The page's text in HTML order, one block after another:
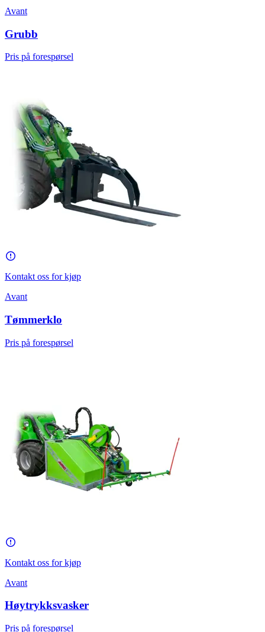
Avant
Grubb
Pris på forespørsel
Kontakt oss for kjøp
Avant
Tømmerklo
Pris på forespørsel
Kontakt oss for kjøp
Avant
Høytrykksvasker
Pris på forespørsel